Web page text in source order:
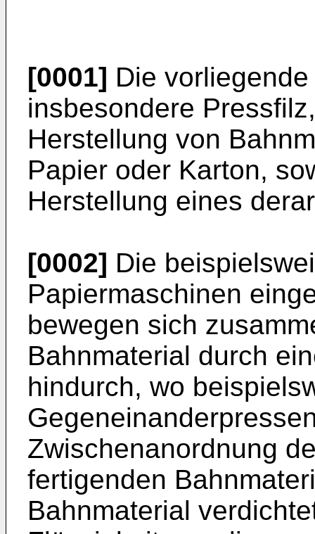
[0001] Die
insbesondere
Herstellung von
Papier oder Karton,
Herstellung eines
[0002] Die
Papiermaschinen
bewegen sich
Bahnmaterial durch
hindurch, wo
Zwischenanordnung
fertigenden
Bahnmaterial